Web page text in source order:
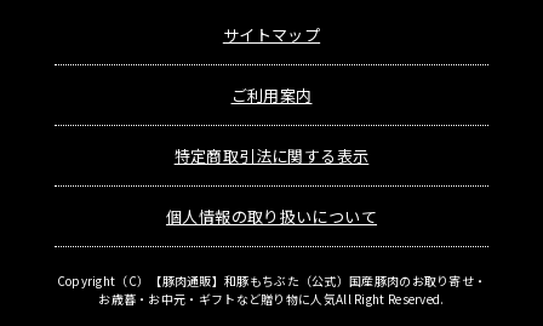
サイトマップ
ご利用案内
特定商取引法に関する表示
個人情報の取り扱いについて
Copyright（C）
【豚肉通販】和豚もちぶた（公式）国産豚肉のお取り寄せ・
お歳暮・お中元・ギフトなど贈り物に人気All Right Reserved.